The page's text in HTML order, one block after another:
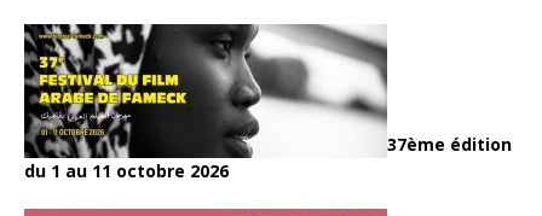
37ème édition
du 1 au 11 octobre 2026